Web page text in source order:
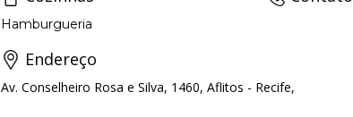
Hamburgueria
Endereço
Av. Conselheiro Rosa e Silva, 1460, Aflitos - Recife,